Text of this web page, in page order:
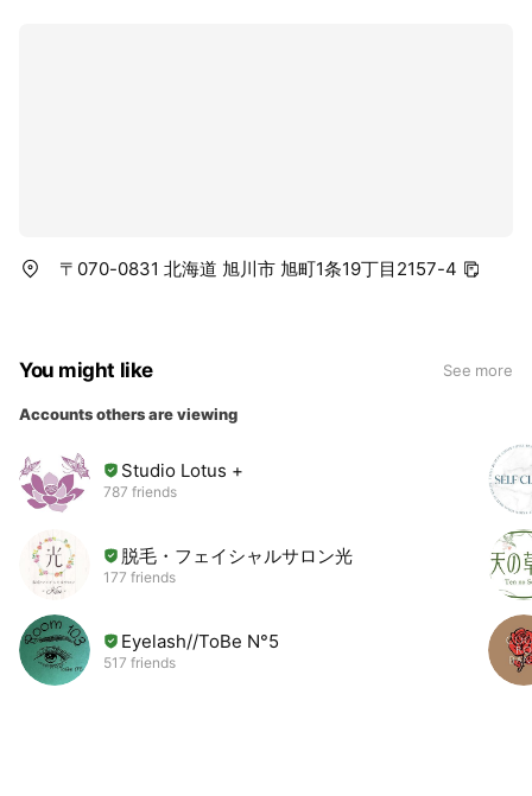
〒070-0831 北海道 旭川市 旭町1条19丁目2157-4
You might like See more
Accounts others are viewing
Studio Lotus +
787 friends
脱毛・フェイシャルサロン光
177 friends
Eyelash//ToBe N°5
517 friends